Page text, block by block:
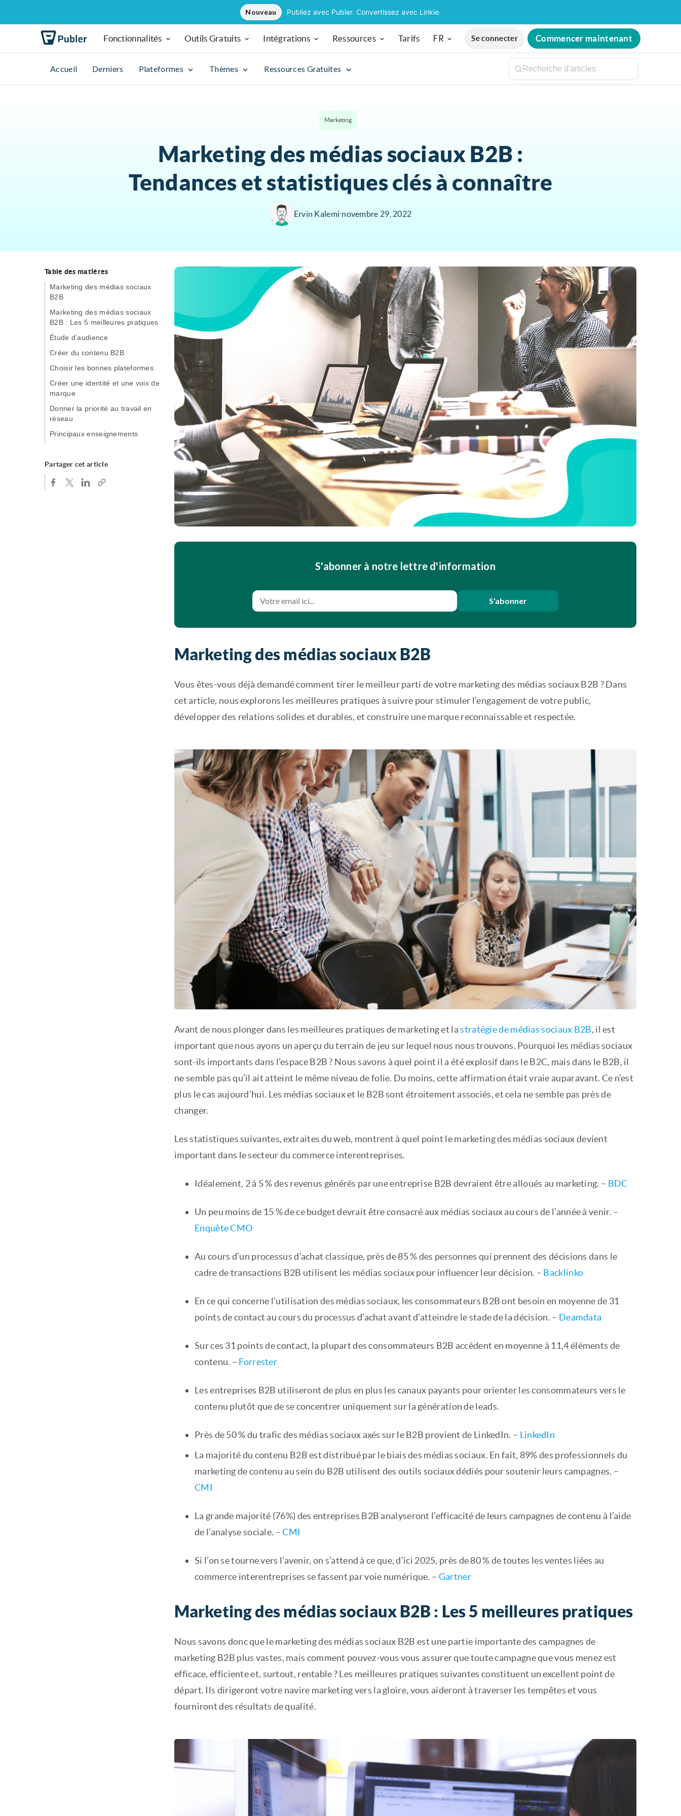
Nouveau Publiez avec Publer. Convertissez avec Linkie.
Fonctionnalités Outils Gratuits Intégrations Ressources Tarifs FR Se connecter Commencer maintenant
Accueil Derniers Plateformes Thèmes Ressources Gratuites
Marketing
Marketing des médias sociaux B2B :
Tendances et statistiques clés à connaître
Ervin Kalemi∙novembre 29, 2022
Table des matières
Marketing des médias sociaux
B2B
Marketing des médias sociaux
B2B : Les 5 meilleures pratiques
Étude d’audience
Créer du contenu B2B
Choisir les bonnes plateformes
Créer une identité et une voix de
marque
Donner la priorité au travail en
réseau
Principaux enseignements
Partager cet article
S'abonner à notre lettre d'information
S'abonner
Marketing des médias sociaux B2B
Vous êtes-vous déjà demandé comment tirer le meilleur parti de votre marketing des médias sociaux B2B ? Dans
cet article, nous explorons les meilleures pratiques à suivre pour stimuler l’engagement de votre public,
développer des relations solides et durables, et construire une marque reconnaissable et respectée.
Avant de nous plonger dans les meilleures pratiques de marketing et lastratégie de médias sociaux B2B, il est
important que nous ayons un aperçu du terrain de jeu sur lequel nous nous trouvons. Pourquoi les médias sociaux
sont-ils importants dans l’espace B2B ? Nous savons à quel point il a été explosif dans le B2C, mais dans le B2B, il
ne semble pas qu’il ait atteint le même niveau de folie. Du moins, cette affirmation était vraie auparavant. Ce n’est
plus le cas aujourd’hui. Les médias sociaux et le B2B sont étroitement associés, et cela ne semble pas près de
changer.
Les statistiques suivantes, extraites du web, montrent à quel point le marketing des médias sociaux devient
important dans le secteur du commerce interentreprises.
Idéalement, 2 à 5 % des revenus générés par une entreprise B2B devraient être alloués au marketing. – BDC
Un peu moins de 15 % de ce budget devrait être consacré aux médias sociaux au cours de l’année à venir. –
Enquête CMO
Au cours d’un processus d’achat classique, près de 85 % des personnes qui prennent des décisions dans le
cadre de transactions B2B utilisent les médias sociaux pour influencer leur décision. – Backlinko
En ce qui concerne l’utilisation des médias sociaux, les consommateurs B2B ont besoin en moyenne de 31
points de contact au cours du processus d’achat avant d’atteindre le stade de la décision. – Deamdata
Sur ces 31 points de contact, la plupart des consommateurs B2B accèdent en moyenne à 11,4 éléments de
contenu. – Forrester
Les entreprises B2B utiliseront de plus en plus les canaux payants pour orienter les consommateurs vers le
contenu plutôt que de se concentrer uniquement sur la génération de leads.
Près de 50 % du trafic des médias sociaux axés sur le B2B provient de LinkedIn. – LinkedIn
La majorité du contenu B2B est distribué par le biais des médias sociaux. En fait, 89% des professionnels du
marketing de contenu au sein du B2B utilisent des outils sociaux dédiés pour soutenir leurs campagnes. –
CMI
La grande majorité (76%) des entreprises B2B analyseront l’efficacité de leurs campagnes de contenu à l’aide
de l’analyse sociale. –CMI
Si l’on se tourne vers l’avenir, on s’attend à ce que, d’ici 2025, près de 80 % de toutes les ventes liées au
commerce interentreprises se fassent par voie numérique. – Gartner
Marketing des médias sociaux B2B : Les 5 meilleures pratiques
Nous savons donc que le marketing des médias sociaux B2B est une partie importante des campagnes de
marketing B2B plus vastes, mais comment pouvez-vous vous assurer que toute campagne que vous menez est
efficace, efficiente et, surtout, rentable ? Les meilleures pratiques suivantes constituent un excellent point de
départ. Ils dirigeront votre navire marketing vers la gloire, vous aideront à traverser les tempêtes et vous
fourniront des résultats de qualité.